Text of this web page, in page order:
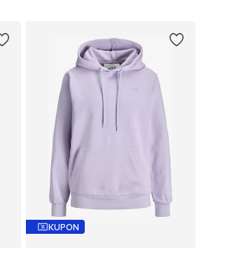
KUPON